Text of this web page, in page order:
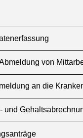
von
an die
und